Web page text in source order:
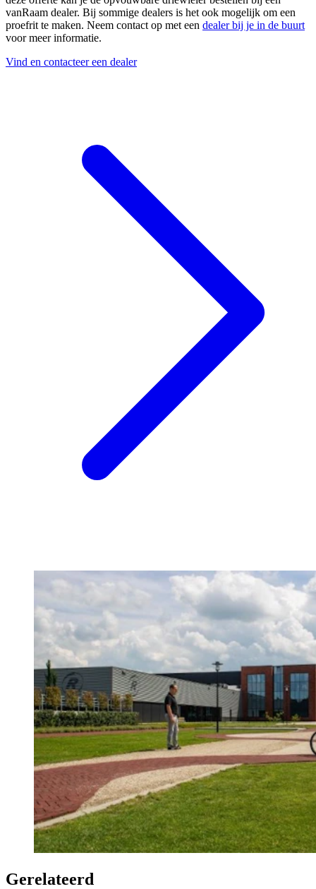
vanRaam dealer. Bij sommige dealers is het ook mogelijk om een
proefrit te maken. Neem contact op met een dealer bij je in de buurt
voor meer informatie.
Vind en contacteer een dealer
Gerelateerd